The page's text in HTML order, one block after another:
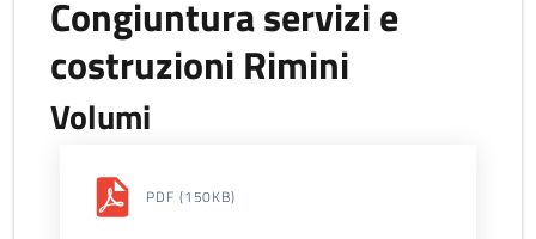
Congiuntura servizi e
costruzioni Rimini
Volumi
PDF (150KB)